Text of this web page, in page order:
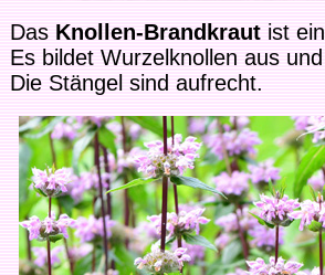
DasKnollen-Brandkrautist
Es bildet Wurzelknollen aus
Die Stängel sind aufrecht.